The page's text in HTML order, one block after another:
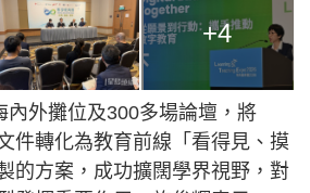
+4
內外攤位及300多場論壇，將
件轉化為教育前線「看得見、摸
的方案，成功擴闊學界視野，對